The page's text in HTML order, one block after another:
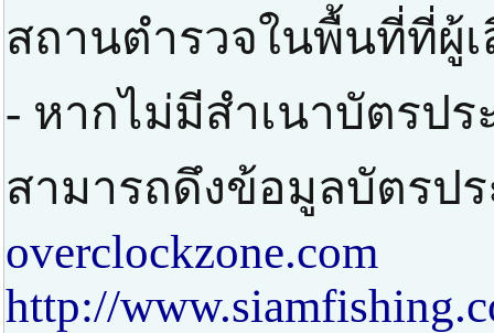
สถานตำรวจในพื้นที่ที่ผู้
- หากไม่มีสำเนาบัตรป
สามารถดึงข้อมูลบัตรป
overclockzone.com
http://